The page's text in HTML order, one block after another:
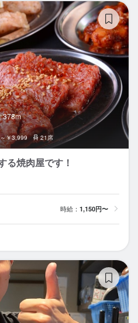
378m
～￥3,999 21席
る焼肉屋です！
時給： 1,150円〜